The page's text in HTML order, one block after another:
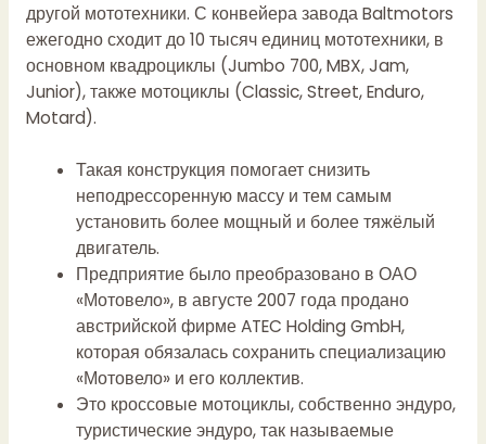
другой мототехники. С конвейера завода Baltmotors
ежегодно сходит до 10 тысяч единиц мототехники, в
основном квадроциклы (Jumbo 700, MBX, Jam,
Junior), также мотоциклы (Classic, Street, Enduro,
Motard).
Такая конструкция помогает снизить
неподрессоренную массу и тем самым
установить более мощный и более тяжёлый
двигатель.
Предприятие было преобразовано в ОАО
«Мотовело», в августе 2007 года продано
австрийской фирме ATEC Holding GmbH,
которая обязалась сохранить специализацию
«Мотовело» и его коллектив.
Это кроссовые мотоциклы, собственно эндуро,
туристические эндуро, так называемые